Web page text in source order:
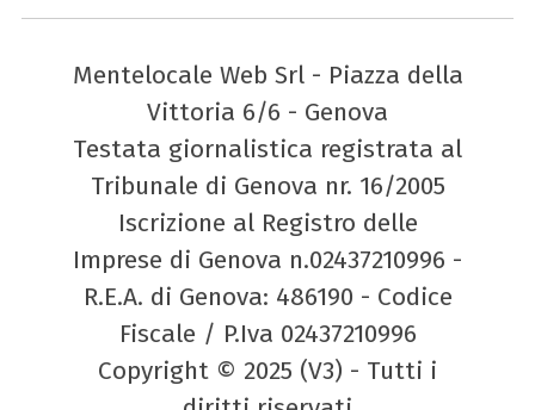
Mentelocale Web Srl - Piazza della
Vittoria 6/6 - Genova
Testata giornalistica registrata al
Tribunale di Genova nr. 16/2005
Iscrizione al Registro delle
Imprese di Genova n.02437210996 -
R.E.A. di Genova: 486190 - Codice
Fiscale / P.Iva 02437210996
Copyright © 2025 (V3) - Tutti i